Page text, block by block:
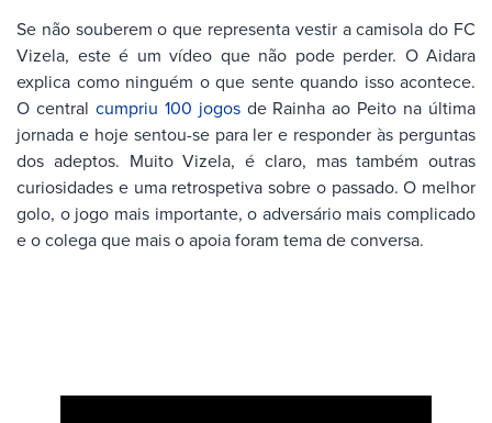
Se não souberem o que representa vestir a camisola do FC
Vizela, este é um vídeo que não pode perder. O Aidara
explica como ninguém o que sente quando isso acontece.
O central cumpriu 100 jogosde Rainha ao Peito na última
jornada e hoje sentou-se para ler e responder às perguntas
dos adeptos. Muito Vizela, é claro, mas também outras
curiosidades e uma retrospetiva sobre o passado. O melhor
golo, o jogo mais importante, o adversário mais complicado
e o colega que mais o apoia foram tema de conversa.